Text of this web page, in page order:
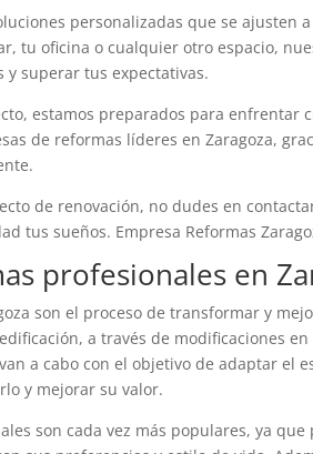
personalizadas que se ajusten
tu oficina o cualquier otro espacio,
superar tus expectativas.
estamos preparados para enfrentar
de reformas líderes en Zaragoza,
de renovación, no dudes en
tus sueños. Empresa Reformas
profesionales en
son el proceso de transformar y
a través de modificaciones
a cabo con el objetivo de adaptar el
y mejorar su valor.
son cada vez más populares, ya